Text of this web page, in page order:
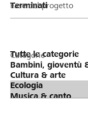
Fase del progetto
Categorie